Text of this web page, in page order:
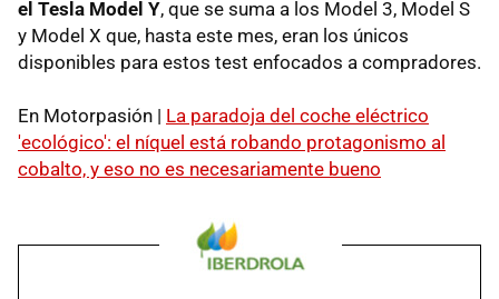
el Tesla Model Y, que se suma a los Model 3, Model S
y Model X que, hasta este mes, eran los únicos
disponibles para estos test enfocados a compradores.
En Motorpasión | La paradoja del coche eléctrico
'ecológico': el níquel está robando protagonismo al
cobalto, y eso no es necesariamente bueno